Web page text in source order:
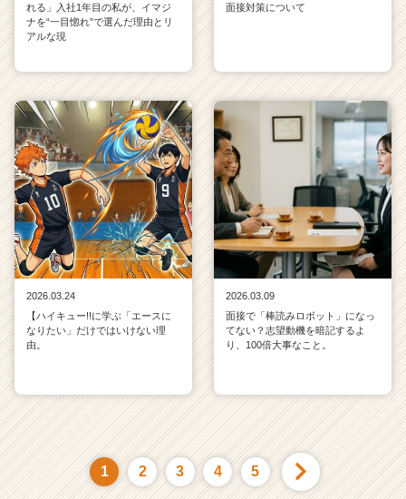
れる」入社1年目の私が、イマジ
ナを“一目惚れ”で選んだ理由とリ
アルな現
面接対策について
2026.03.24
【ハイキュー!!に学ぶ「エースに
なりたい」だけではいけない理
由。
2026.03.09
面接で「棒読みロボット」になっ
てない？志望動機を暗記するよ
り、100倍大事なこと。
1 2 3 4 5